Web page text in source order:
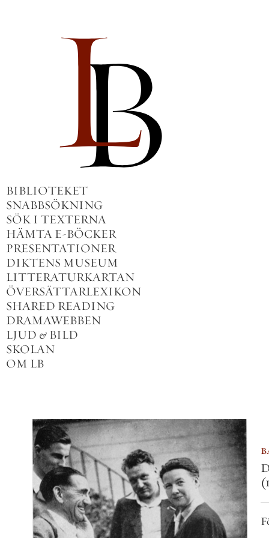
BIBLIOTEKET
SNABBSÖKNING
SÖK I TEXTERNA
HÄMTA E-BÖCKER
PRESENTATIONER
DIKTENS MUSEUM
LITTERATURKARTAN
ÖVERSÄTTARLEXIKON
SHARED READING
DRAMAWEBBEN
LJUD & BILD
SKOLAN
OM LB